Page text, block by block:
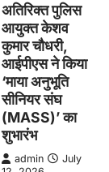
अतिरिक्त पुलिस
आयुक्त केशव
कुमार चौधरी,
आईपीएस ने किया
‘माया अनुभूति
सीनियर संघ
(MASS)’ का
शुभारंभ
admin
July